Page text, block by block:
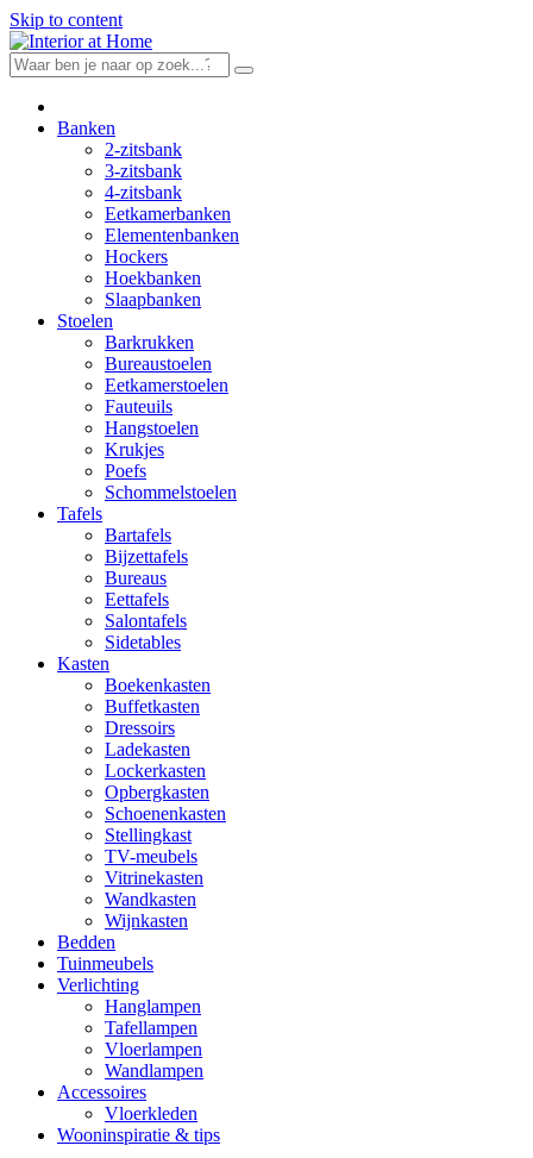
Skip to content
Banken
2-zitsbank
3-zitsbank
4-zitsbank
Eetkamerbanken
Elementenbanken
Hockers
Hoekbanken
Slaapbanken
Stoelen
Barkrukken
Bureaustoelen
Eetkamerstoelen
Fauteuils
Hangstoelen
Krukjes
Poefs
Schommelstoelen
Tafels
Bartafels
Bijzettafels
Bureaus
Eettafels
Salontafels
Sidetables
Kasten
Boekenkasten
Buffetkasten
Dressoirs
Ladekasten
Lockerkasten
Opbergkasten
Schoenenkasten
Stellingkast
TV-meubels
Vitrinekasten
Wandkasten
Wijnkasten
Bedden
Tuinmeubels
Verlichting
Hanglampen
Tafellampen
Vloerlampen
Wandlampen
Accessoires
Vloerkleden
Wooninspiratie & tips